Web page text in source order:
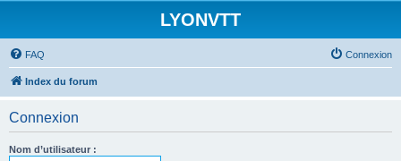
LYONVTT
FAQ Connexion
Index du forum
Connexion
Nom d’utilisateur :